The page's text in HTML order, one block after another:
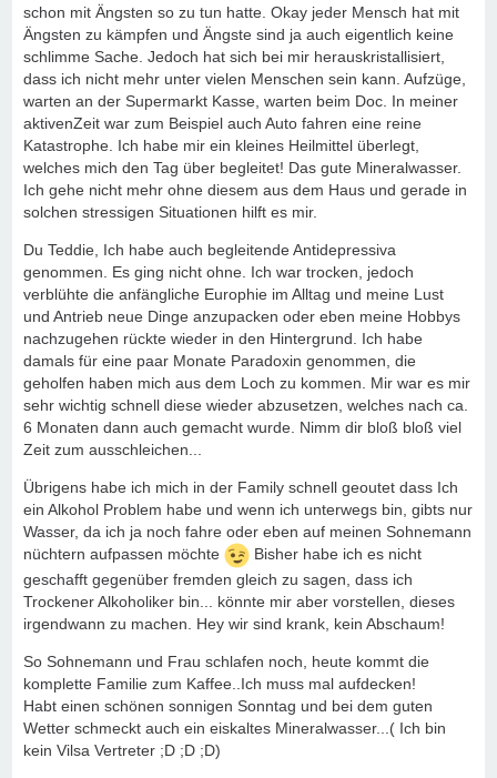
schon mit Ängsten so zu tun hatte. Okay jeder Mensch hat mit
Ängsten zu kämpfen und Ängste sind ja auch eigentlich keine
schlimme Sache. Jedoch hat sich bei mir herauskristallisiert,
dass ich nicht mehr unter vielen Menschen sein kann. Aufzüge,
warten an der Supermarkt Kasse, warten beim Doc. In meiner
aktivenZeit war zum Beispiel auch Auto fahren eine reine
Katastrophe. Ich habe mir ein kleines Heilmittel überlegt,
welches mich den Tag über begleitet! Das gute Mineralwasser.
Ich gehe nicht mehr ohne diesem aus dem Haus und gerade in
solchen stressigen Situationen hilft es mir.
Du Teddie, Ich habe auch begleitende Antidepressiva
genommen. Es ging nicht ohne. Ich war trocken, jedoch
verblühte die anfängliche Europhie im Alltag und meine Lust
und Antrieb neue Dinge anzupacken oder eben meine Hobbys
nachzugehen rückte wieder in den Hintergrund. Ich habe
damals für eine paar Monate Paradoxin genommen, die
geholfen haben mich aus dem Loch zu kommen. Mir war es mir
sehr wichtig schnell diese wieder abzusetzen, welches nach ca.
6 Monaten dann auch gemacht wurde. Nimm dir bloß bloß viel
Zeit zum ausschleichen...
Übrigens habe ich mich in der Family schnell geoutet dass Ich
ein Alkohol Problem habe und wenn ich unterwegs bin, gibts nur
Wasser, da ich ja noch fahre oder eben auf meinen Sohnemann
nüchtern aufpassen möchte
Bisher habe ich es nicht
geschafft gegenüber fremden gleich zu sagen, dass ich
Trockener Alkoholiker bin... könnte mir aber vorstellen, dieses
irgendwann zu machen. Hey wir sind krank, kein Abschaum!
So Sohnemann und Frau schlafen noch, heute kommt die
komplette Familie zum Kaffee..Ich muss mal aufdecken!
Habt einen schönen sonnigen Sonntag und bei dem guten
Wetter schmeckt auch ein eiskaltes Mineralwasser...( Ich bin
kein Vilsa Vertreter ;D ;D ;D)